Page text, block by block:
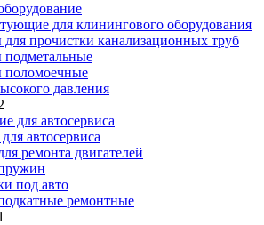
для клинингового оборудования
прочистки канализационных труб
давления
автосервиса
ремонта двигателей
под авто
ремонтные